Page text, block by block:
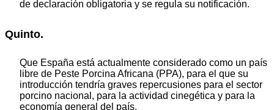
de declaración obligatoria y se regula su notificación.
Quinto.
Que España está actualmente considerado como un país
libre de Peste Porcina Africana (PPA), para el que su
introducción tendría graves repercusiones para el sector
porcino nacional, para la actividad cinegética y para la
economía general del país.